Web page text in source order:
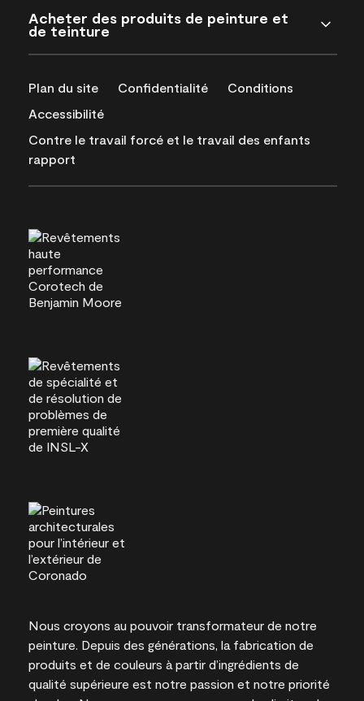
Acheter des produits de peinture et
de teinture
Plan du site Confidentialité
Conditions
Accessibilité
Contre le travail forcé et le travail des enfants
rapport
Nous croyons au pouvoir transformateur de notre
peinture. Depuis des générations, la fabrication de
produits et de couleurs à partir d’ingrédients de
qualité supérieure est notre passion et notre priorité